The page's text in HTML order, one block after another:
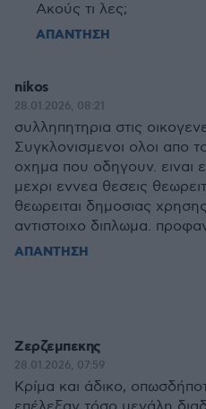
Ακούς τι λες;
ΑΠΑΝΤΗΣΗ
nikos
28.01.2026, 08:21
συλληπητηρια στις
Συγκλονισμενοι ολοι απο
οχημα που οδηγουν. ειναι
μεχρι εννεα θεσεις
θεωρειται δημοσιας
αντιστοιχο διπλωμα.
ΑΠΑΝΤΗΣΗ
Ζερζεμπεκης
28.01.2026, 07:59
Κρίμα και άδικο,